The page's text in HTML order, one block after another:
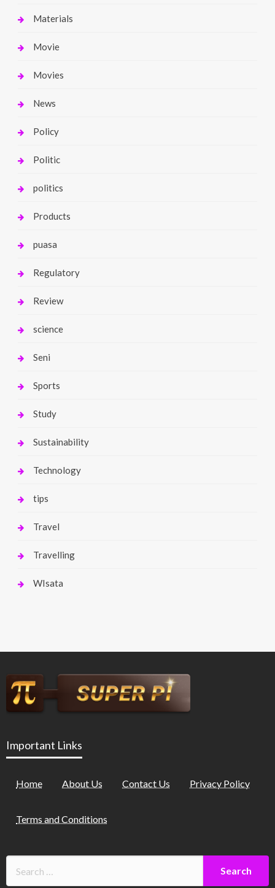
Materials
Movie
Movies
News
Policy
Politic
politics
Products
puasa
Regulatory
Review
science
Seni
Sports
Study
Sustainability
Technology
tips
Travel
Travelling
WIsata
Important Links
Home About Us Contact Us Privacy Policy
Terms and Conditions